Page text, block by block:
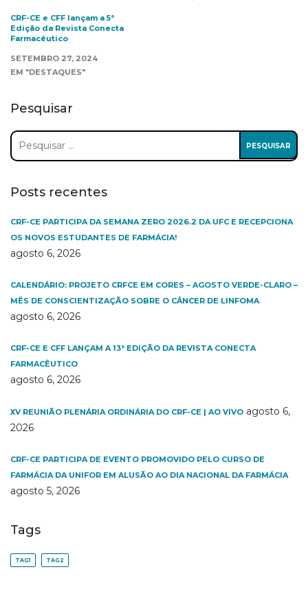
CRF-CE e CFF lançam a 5ª
Edição da Revista Conecta
Farmacêutico
SETEMBRO 27, 2024
EM "DESTAQUES"
Pesquisar
Pesquisar
por:
Posts recentes
CRF-CE PARTICIPA DA SEMANA ZERO 2026.2 DA UFC E RECEPCIONA
OS NOVOS ESTUDANTES DE FARMÁCIA!
agosto 6, 2026
CALENDÁRIO: PROJETO CRFCE EM CORES – AGOSTO VERDE-CLARO –
MÊS DE CONSCIENTIZAÇÃO SOBRE O CÂNCER DE LINFOMA
agosto 6, 2026
CRF-CE E CFF LANÇAM A 13ª EDIÇÃO DA REVISTA CONECTA
FARMACÊUTICO
agosto 6, 2026
XV REUNIÃO PLENÁRIA ORDINÁRIA DO CRF-CE | AO VIVO agosto 6,
2026
CRF-CE PARTICIPA DE EVENTO PROMOVIDO PELO CURSO DE
FARMÁCIA DA UNIFOR EM ALUSÃO AO DIA NACIONAL DA FARMÁCIA
agosto 5, 2026
Tags
TAG1 TAG2